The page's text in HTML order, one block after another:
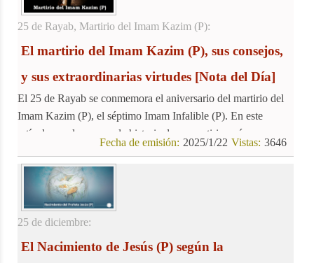
islámicas, reflejadas en el Corán, promovieron un trato más
justo y respetuoso hacia las mujeres.
25 de Rayab, Martirio del Imam Kazim (P):
El martirio del Imam Kazim (P), sus consejos,
y sus extraordinarias virtudes [Nota del Día]
El 25 de Rayab se conmemora el aniversario del martirio del
Imam Kazim (P), el séptimo Imam Infalible (P). En este
artículo, exploraremos la historia de su martirio, así como
3646
Vistas:
2025/1/22
Fecha de emisión:
25 de diciembre:
El Nacimiento de Jesús (P) según la